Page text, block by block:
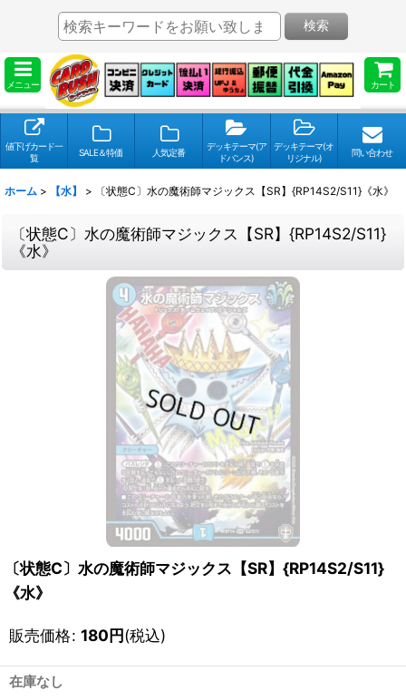
メニュー カート
検索
値下げカード一
覧
SALE＆特価 人気定番
デッキテーマ(ア
ドバンス)
デッキテーマ(オ
リジナル)
問い合わせ
ホーム > 【水】 > 〔状態C〕水の魔術師マジックス【SR】{RP14S2/S11}《水》
〔状態C〕水の魔術師マジックス【SR】{RP14S2/S11}
《水》
〔状態C〕水の魔術師マジックス【SR】{RP14S2/S11}
《水》
販売価格: 180円(税込)
在庫なし